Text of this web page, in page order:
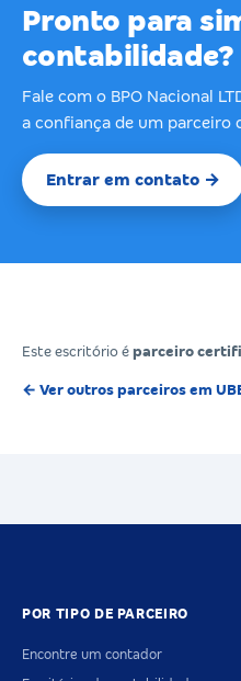
Pronto para
contabilidade?
Fale com o BPO Nacional
a confiança de um parceiro
Entrar em contato →
Este escritório é parceiro
← Ver outros parceiros em
POR TIPO DE PARCEIRO
Encontre um contador